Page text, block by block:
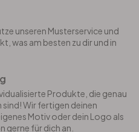
unseren Musterservice und
was am besten zu dir und in
Produkte, die genau
Wir fertigen deinen
Motiv oder dein Logo als
für dich an.